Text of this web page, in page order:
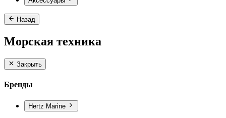
Назад
Морская техника
Закрыть
Бренды
Hertz Marine